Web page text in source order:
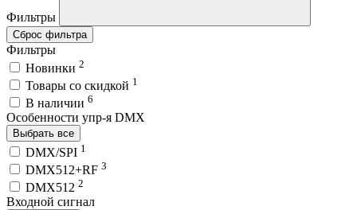
Фильтры
Сброс фильтра
Фильтры
Новинки 2
Товары со скидкой 1
В наличии 6
Особенности упр-я DMX
Выбрать все
DMX/SPI 1
DMX512+RF 3
DMX512 2
Входной сигнал